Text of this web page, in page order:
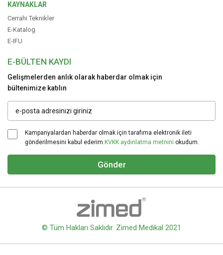
KAYNAKLAR
Cerrahi Teknikler
E-Katalog
E-IFU
E-BÜLTEN KAYDI
Gelişmelerden anlık olarak haberdar olmak için
bültenimize katılın
Kampanyalardan haberdar olmak için tarafıma elektronik ileti
gönderilmesini kabul ederim. KVKK aydınlatma metnini okudum.
Gönder
© Tüm Hakları Saklıdır. Zimed Medikal 2021